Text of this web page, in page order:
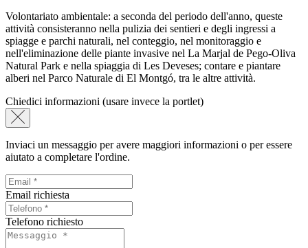
Volontariato ambientale: a seconda del periodo dell'anno, queste
attività consisteranno nella pulizia dei sentieri e degli ingressi a
spiagge e parchi naturali, nel conteggio, nel monitoraggio e
nell'eliminazione delle piante invasive nel La Marjal de Pego-Oliva
Natural Park e nella spiaggia di Les Deveses; contare e piantare
alberi nel Parco Naturale di El Montgó, tra le altre attività.
Chiedici informazioni (usare invece la portlet)
Inviaci un messaggio per avere maggiori informazioni o per essere
aiutato a completare l'ordine.
Email richiesta
Telefono richiesto